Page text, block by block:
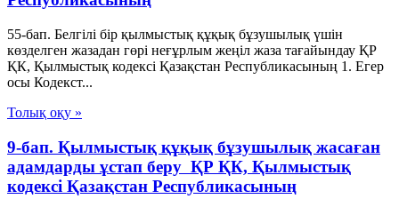
55-бап. Белгілі бір қылмыстық құқық бұзушылық үшін
көзделген жазадан гөрі неғұрлым жеңiл жаза тағайындау ҚР
ҚК, Қылмыстық кодексi Қазақстан Республикасының 1. Егер
осы Кодекст...
Толық оқу »
9-бап. Қылмыстық құқық бұзушылық жасаған
адамдарды ұстап беру ҚР ҚК, Қылмыстық
кодексi Қазақстан Республикасының